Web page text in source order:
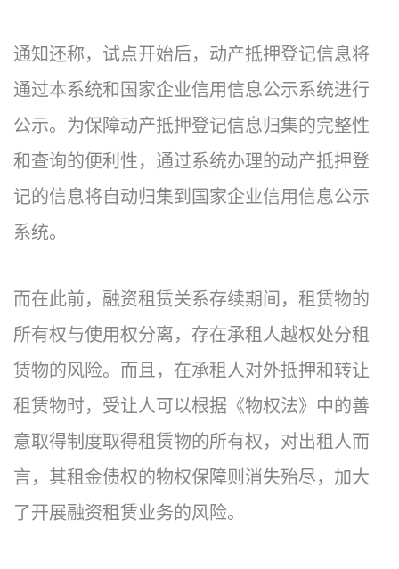
通知还称，试点开始后，动产抵押登记信息将
通过本系统和国家企业信用信息公示系统进行
公示。为保障动产抵押登记信息归集的完整性
和查询的便利性，通过系统办理的动产抵押登
记的信息将自动归集到国家企业信用信息公示
系统。
而在此前，融资租赁关系存续期间，租赁物的
所有权与使用权分离，存在承租人越权处分租
赁物的风险。而且，在承租人对外抵押和转让
租赁物时，受让人可以根据《物权法》中的善
意取得制度取得租赁物的所有权，对出租人而
言，其租金债权的物权保障则消失殆尽，加大
了开展融资租赁业务的风险。